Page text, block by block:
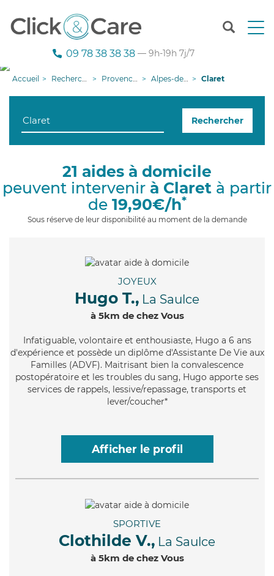
T
n
g
i
09 78 38 38 38 — 9h-19h 7j/7
Accueil Recherche aide à domicile Provence-Alpes-Côte d'Azur Alpes-de-Haute-Provence Claret
Rechercher
21 aides à domicile
peuvent intervenir à Claret à partir
de 19,90€/h*
Sous réserve de leur disponibilité au moment de la demande
JOYEUX
Hugo T., La Saulce
à 5km de chez Vous
Infatiguable, volontaire et enthousiaste, Hugo a 6 ans
d'expérience et possède un diplôme d'Assistante De Vie aux
Familles (ADVF). Maitrisant bien la convalescence
postopératoire et les troubles du sang, Hugo apporte ses
services de rappels, lessive/repassage, transports et
lever/coucher*
Afficher le profil
SPORTIVE
Clothilde V., La Saulce
à 5km de chez Vous